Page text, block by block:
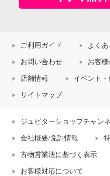
ご利用ガイド よくあ
お問い合わせ お客
店舗情報 イベント
サイトマップ
ジュピターショップチャン
会社概要/免許情報
古物営業法に基づく表示
お客様対応について